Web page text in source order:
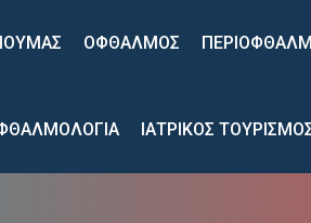
ΟΦΘΑΛΜΟΣ
ΙΑΤΡΙΚΟΣ